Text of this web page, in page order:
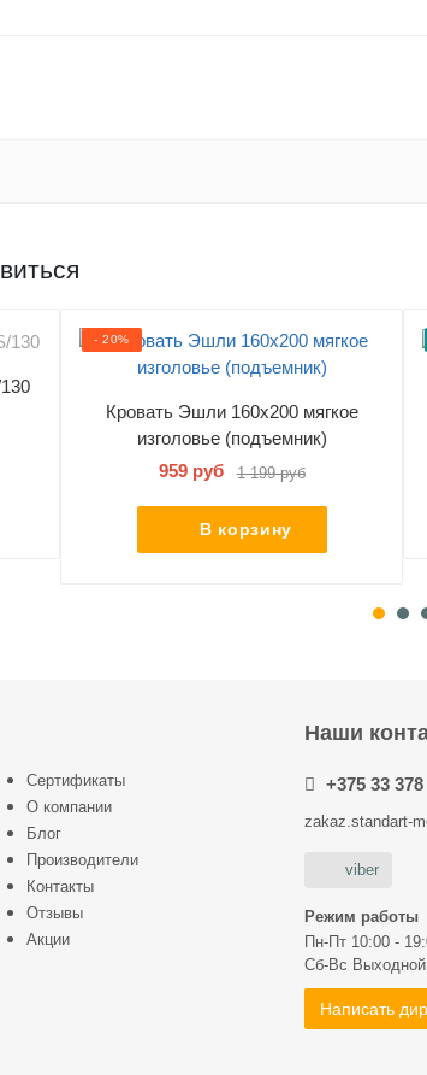
- 20%
Кровать Эшли 160х200 мягкое
изголовье (подъемник)
959 руб
1 199 руб
В корзину
Сертификаты
О компании
Блог
Производители
Контакты
Отзывы
Акции
Наши
+375 33 378
zakaz.standart-
viber
Режим работы
Пн-Пт 10:00 -
Сб-Вс Выходной
Написать